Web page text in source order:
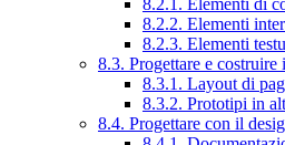
8.2.1. Elementi di
8.2.2. Elementi
8.2.3. Elementi
8.3. Progettare e costruire
8.3.1. Layout di
8.3.2. Prototipi in
8.4. Progettare con il